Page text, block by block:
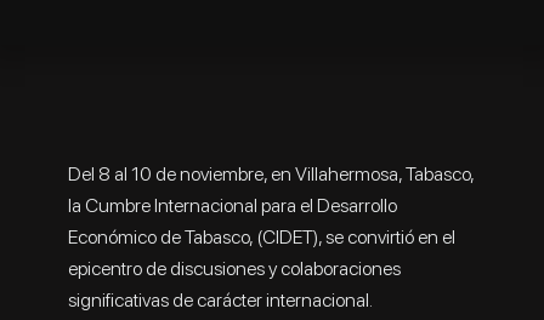
Del 8 al 10 de noviembre, en Villahermosa, Tabasco,
la Cumbre Internacional para el Desarrollo
Económico de Tabasco, (CIDET), se convirtió en el
epicentro de discusiones y colaboraciones
significativas de carácter internacional.